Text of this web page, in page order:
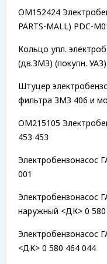
OM152424
PARTS-MALL) PDC-
Кольцо упл.
(дв.ЗМЗ) (покупн.
Штуцер
фильтра ЗМЗ 406 и
OM215105
453 453
Электробензонасос
001
Электробензонасос
наружный <ДК> 0 580
Электробензонасос
<ДК> 0 580 464 044